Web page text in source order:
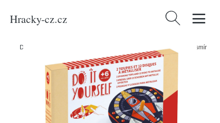
Hracky-cz.cz Vyhledávání
Domů Vyrob si sám - barevné káči – vesmír